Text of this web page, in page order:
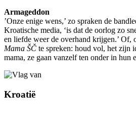
Armageddon
’Onze enige wens,’ zo spraken de
Kroatische media, ‘is dat de oorlog zo
en liefde weer de overhand krijgen.’ Of,
Mama ŠČ te spreken: houd vol, het zijn
mama, ze gaan vanzelf ten onder in hun
Kroatië